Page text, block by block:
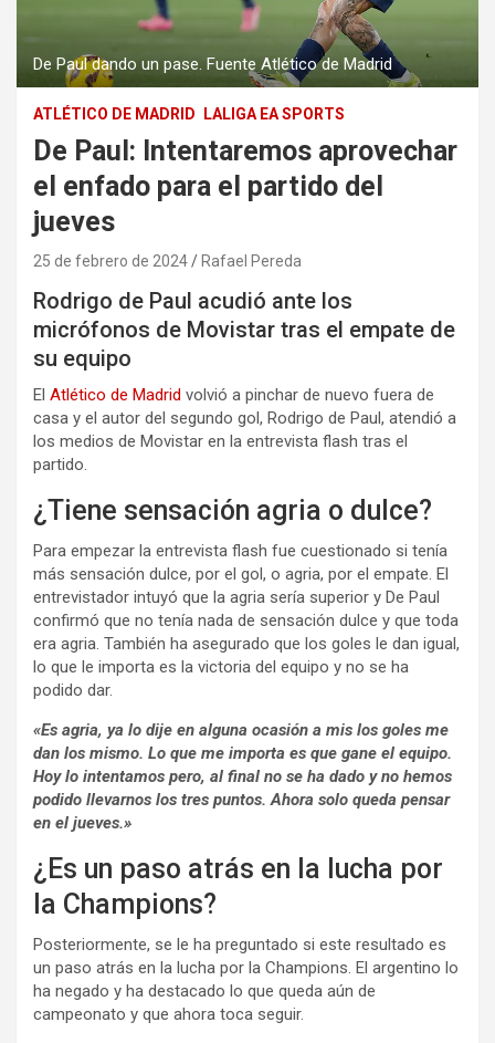
De Paul dando un pase. Fuente Atlético de Madrid
ATLÉTICO DE MADRID LALIGA EA SPORTS
De Paul: Intentaremos aprovechar
el enfado para el partido del
jueves
25 de febrero de 2024 Rafael Pereda
Rodrigo de Paul acudió ante los
micrófonos de Movistar tras el empate de
su equipo
El Atlético de Madrid volvió a pinchar de nuevo fuera de
casa y el autor del segundo gol, Rodrigo de Paul, atendió a
los medios de Movistar en la entrevista flash tras el
partido.
¿Tiene sensación agria o dulce?
Para empezar la entrevista flash fue cuestionado si tenía
más sensación dulce, por el gol, o agria, por el empate. El
entrevistador intuyó que la agria sería superior y De Paul
confirmó que no tenía nada de sensación dulce y que toda
era agria. También ha asegurado que los goles le dan igual,
lo que le importa es la victoria del equipo y no se ha
podido dar.
«Es agria, ya lo dije en alguna ocasión a mis los goles me
dan los mismo. Lo que me importa es que gane el equipo.
Hoy lo intentamos pero, al final no se ha dado y no hemos
podido llevarnos los tres puntos. Ahora solo queda pensar
en el jueves.»
¿Es un paso atrás en la lucha por
la Champions?
Posteriormente, se le ha preguntado si este resultado es
un paso atrás en la lucha por la Champions. El argentino lo
ha negado y ha destacado lo que queda aún de
campeonato y que ahora toca seguir.